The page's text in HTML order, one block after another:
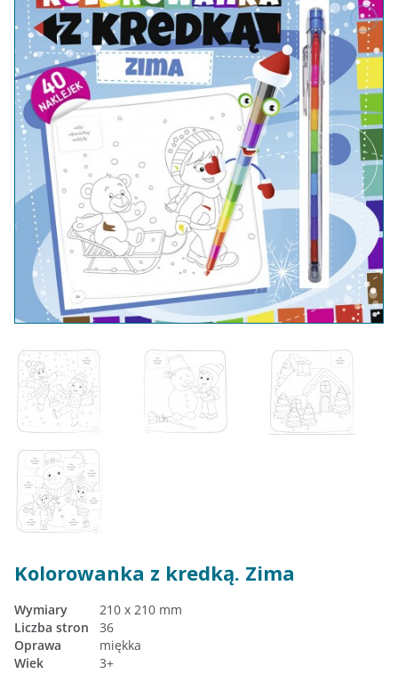
Kolorowanka z kredką. Zima
Wymiary
210 x 210 mm
Liczba stron
36
Oprawa
miękka
Wiek
3+